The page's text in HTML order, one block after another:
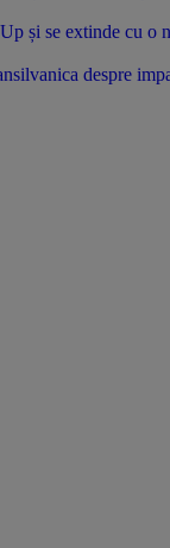
și se extinde cu o
despre